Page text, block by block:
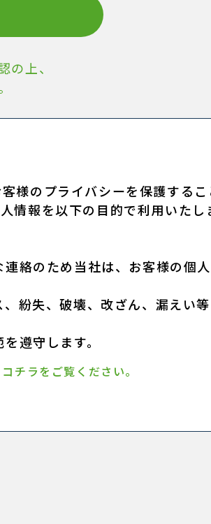
の上、
様のプライバシーを保護する
情報を以下の目的で利用いたし
絡のため当社は、お客様の個
紛失、破壊、改ざん、漏えい
遵守します。
チラをご覧ください。